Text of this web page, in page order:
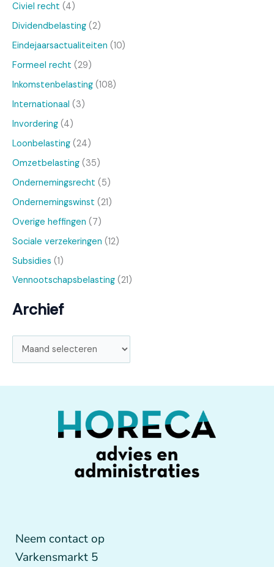
Civiel recht (4)
Dividendbelasting (2)
Eindejaarsactualiteiten (10)
Formeel recht (29)
Inkomstenbelasting (108)
Internationaal (3)
Invordering (4)
Loonbelasting (24)
Omzetbelasting (35)
Ondernemingsrecht (5)
Ondernemingswinst (21)
Overige heffingen (7)
Sociale verzekeringen (12)
Subsidies (1)
Vennootschapsbelasting (21)
Archief
Neem contact op
Varkensmarkt 5